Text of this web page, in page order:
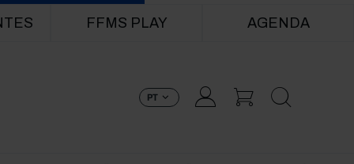
FFMS PLAY AGENDA
PT